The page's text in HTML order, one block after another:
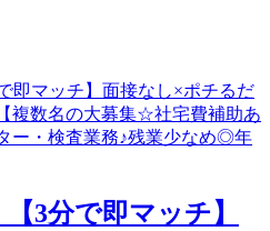
【3分で即マッチ】